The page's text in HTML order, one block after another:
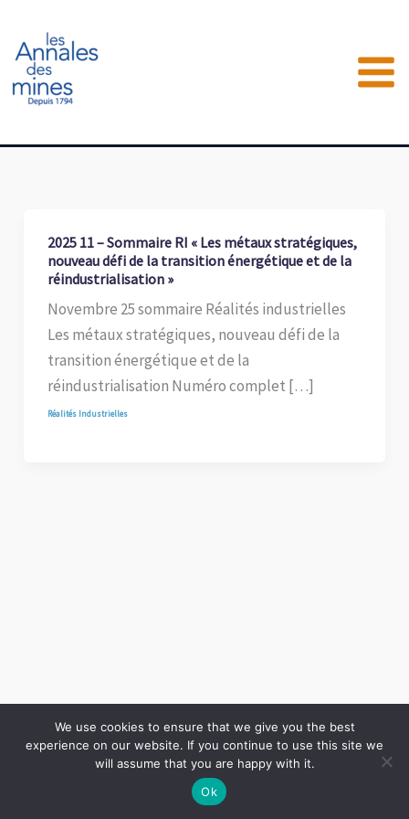
contenu
2025 11 – Sommaire RI « Les métaux stratégiques,
nouveau défi de la transition énergétique et de la
réindustrialisation »
Novembre 25 sommaire Réalités industrielles
Les métaux stratégiques, nouveau défi de la
transition énergétique et de la
réindustrialisation Numéro complet […]
Réalités Industrielles
Copyright © 2026 LES ANNALES DES MINES | Powered by Thème WordPress Astra
We use cookies to ensure that we give you the best
experience on our website. If you continue to use this site we
will assume that you are happy with it.
Ok